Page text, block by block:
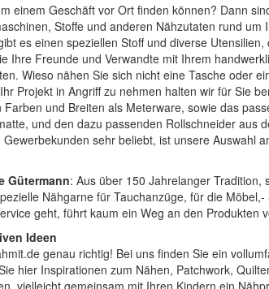
einem Geschäft vor Ort finden können? Dann
, Stoffe und anderen Nähzutaten rund
es einen speziellen Stoff und diverse
Ihre Freunde und Verwandte mit Ihrem
Wieso nähen Sie sich nicht eine Tasche oder
Projekt in Angriff zu nehmen halten wir für Sie
Farben und Breiten als Meterware, sowie das
, und den dazu passenden Rollschneider aus
sehr beliebt, ist unsere Auswahl
Gütermann: Aus über 150 Jahrelanger
Nähgarne für Tauchanzüge, für die
geht, führt kaum ein Weg an den
Ideen
genau richtig! Bei uns finden Sie ein
hier Inspirationen zum Nähen, Patchwork,
vielleicht gemeinsam mit Ihren Kindern ein